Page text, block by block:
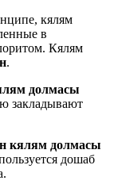
кялям
в
Кялям
.
долмасы
закладывают
кялям долмасы
дошаб